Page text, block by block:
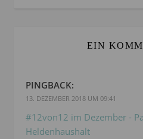
EIN
PINGBACK:
13. DEZEMBER 2018 UM 09:41
#12von12 im Dezember -
Heldenhaushalt